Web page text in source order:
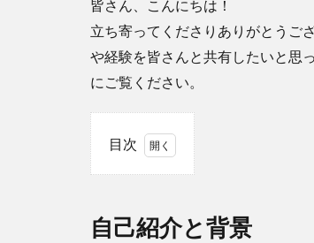
皆さん、こんにちは！
立ち寄ってくださりありがとうご
や経験を皆さんと共有したいと思
にご覧ください。
目次
紹
自己紹介と背景